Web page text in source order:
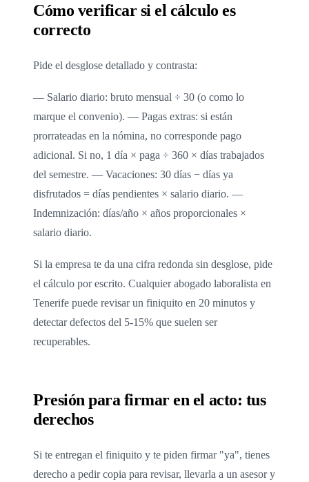
Cómo verificar si el cálculo es
correcto
Pide el desglose detallado y contrasta:
— Salario diario: bruto mensual ÷ 30 (o como lo
marque el convenio). — Pagas extras: si están
prorrateadas en la nómina, no corresponde pago
adicional. Si no, 1 día × paga ÷ 360 × días trabajados
del semestre. — Vacaciones: 30 días − días ya
disfrutados = días pendientes × salario diario. —
Indemnización: días/año × años proporcionales ×
salario diario.
Si la empresa te da una cifra redonda sin desglose, pide
el cálculo por escrito. Cualquier abogado laboralista en
Tenerife puede revisar un finiquito en 20 minutos y
detectar defectos del 5-15% que suelen ser
recuperables.
Presión para firmar en el acto: tus
derechos
Si te entregan el finiquito y te piden firmar "ya", tienes
derecho a pedir copia para revisar, llevarla a un asesor y